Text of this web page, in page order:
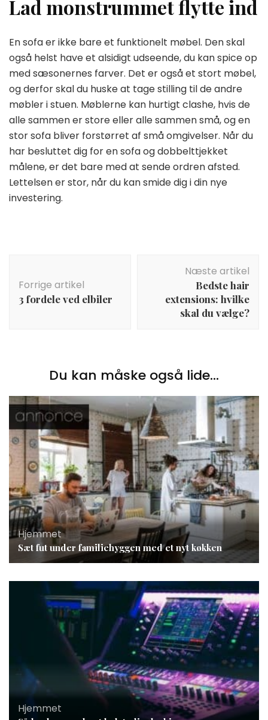
Lad monstrummet flytte ind
En sofa er ikke bare et funktionelt møbel. Den skal
også helst have et alsidigt udseende, du kan spice op
med sæsonernes farver. Det er også et stort møbel,
og derfor skal du huske at tage stilling til de andre
møbler i stuen. Møblerne kan hurtigt clashe, hvis de
alle sammen er store eller alle sammen små, og en
stor sofa bliver forstørret af små omgivelser. Når du
har besluttet dig for en sofa og dobbelttjekket
målene, er det bare med at sende ordren afsted.
Lettelsen er stor, når du kan smide dig i din nye
investering.
Forrige artikel
3 fordele ved elbiler
Næste artikel
Bedste hair
extensions: hvilke
skal du vælge?
Du kan måske også lide...
Hjemmet
Sæt fut under familiehyggen med et nyt køkken
Hjemmet